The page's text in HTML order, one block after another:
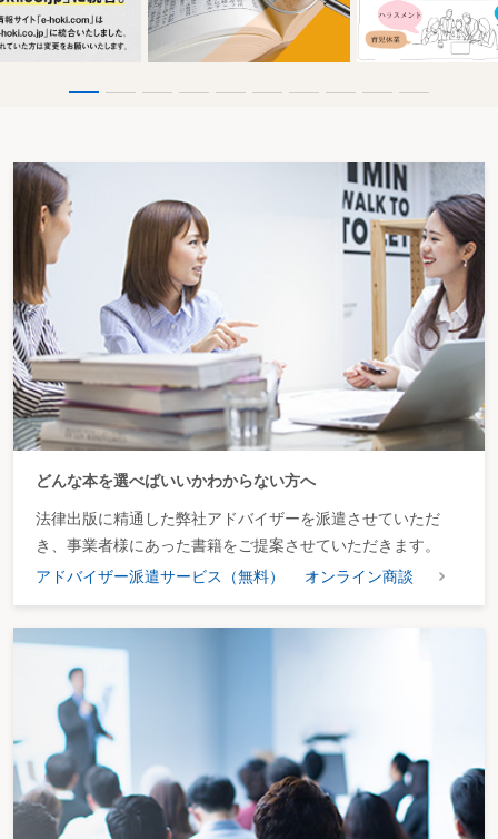
どんな本を選べばいいかわからない方へ
法律出版に精通した弊社アドバイザーを派遣させていただ
き、事業者様にあった書籍をご提案させていただきます。
アドバイザー派遣サービス（無料）
オンライン商談